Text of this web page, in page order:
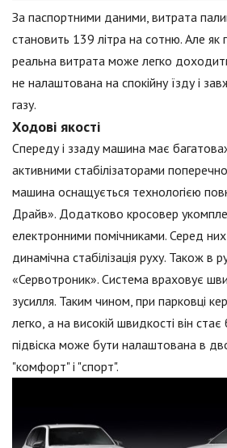
За паспортними даними, витрата
становить 139 літра на сотню. Але як
реальна витрата може легко
не налаштована на спокійну їзду і
газу.
Ходові якості
Спереду і ззаду машина має
активними стабілізаторами
машина оснащується технологією
Драйв». Додатково кросовер
електронними помічниками. Серед
динамічна стабілізація руху. Також в
«Сервотроник». Система враховує
зусилля. Таким чином, при парковці
легко, а на високій швидкості він
підвіска може бути налаштована в
"комфорт" і "спорт".